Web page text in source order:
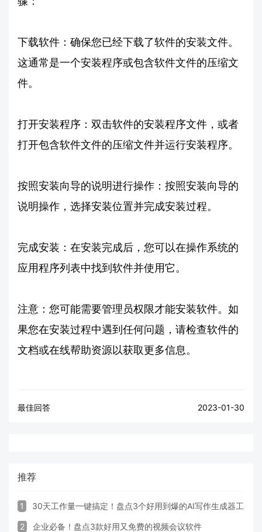
下载软件：确保您已经下载了软件的安装文件。
这通常是一个安装程序或包含软件文件的压缩文
件。
打开安装程序：双击软件的安装程序文件，或者
打开包含软件文件的压缩文件并运行安装程序。
按照安装向导的说明进行操作：按照安装向导的
说明操作，选择安装位置并完成安装过程。
完成安装：在安装完成后，您可以在操作系统的
应用程序列表中找到软件并使用它。
注意：您可能需要管理员权限才能安装软件。如
果您在安装过程中遇到任何问题，请检查软件的
文档或在线帮助资源以获取更多信息。
最佳回答 2023-01-30
推荐
1 30天工作量一键搞定！盘点3个好用到爆的AI写作生成器工具
2 企业必备！盘点3款好用又免费的视频会议软件